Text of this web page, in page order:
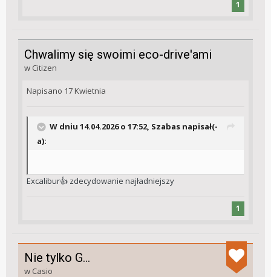
1
Chwalimy się swoimi eco-drive'ami
w Citizen
Napisano 17 Kwietnia
W dniu 14.04.2026 o 17:52, Szabas napisał(-
a):
Excalibur👍 zdecydowanie najładniejszy
1
Nie tylko G...
w Casio